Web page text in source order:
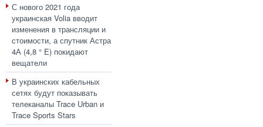
С нового 2021 года
украинская Volia вводит
изменения в трансляции и
стоимости, а спутник Астра
4А (4,8 ° E) покидают
вещатели
В украинских кабельных
сетях будут показывать
телеканалы Trace Urban и
Trace Sports Stars